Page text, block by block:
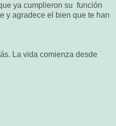
ya cumplieron su función
y agradece el bien que te han
La vida comienza desde